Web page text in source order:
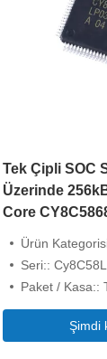
Tek Çipli SOC
Üzerinde
Core
Ürün Kategorisi::
Seri::
Paket / Kasa::
Şimdi